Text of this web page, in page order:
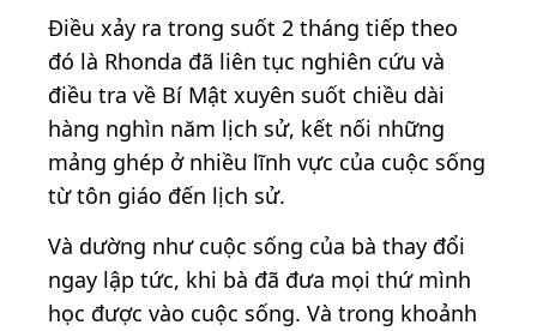
Điều xảy ra trong suốt 2 tháng tiếp theo
đó là Rhonda đã liên tục nghiên cứu và
điều tra về Bí Mật xuyên suốt chiều dài
hàng nghìn năm lịch sử, kết nối những
mảng ghép ở nhiều lĩnh vực của cuộc sống
từ tôn giáo đến lịch sử.
Và dường như cuộc sống của bà thay đổi
ngay lập tức, khi bà đã đưa mọi thứ mình
học được vào cuộc sống. Và trong khoảnh